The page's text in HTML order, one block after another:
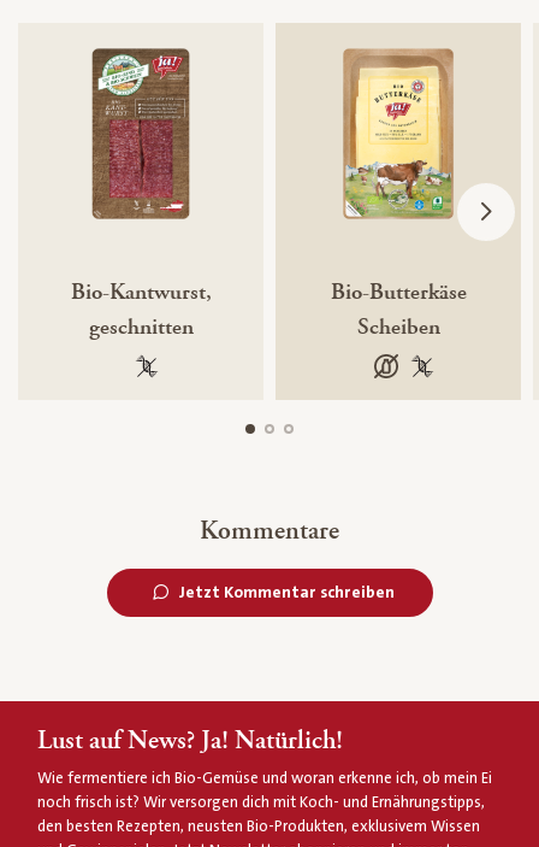
Bio-Kantwurst,
geschnitten
100 % gentechnikfrei
Bio-Butterkäse
Scheiben
laktosefrei
100 %
Kommentare
Jetzt Kommentar schreiben
Lust auf News? Ja! Natürlich!
Wie fermentiere ich Bio-Gemüse und woran erkenne ich, ob mein Ei
noch frisch ist? Wir versorgen dich mit Koch- und Ernährungstipps,
den besten Rezepten, neusten Bio-Produkten, exklusivem Wissen